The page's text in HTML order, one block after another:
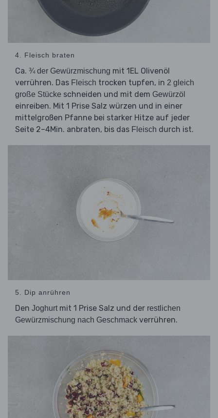
4. Fleisch braten
Ca. ¾ der Gewürzmischung mit 1EL Olivenöl
verrühren. Das Fleisch trocken tupfen, in 2 gleich
große Stücke schneiden und mit dem Gewürzöl
einreiben. Mit 1 Prise Salz würzen und in einer
mittelgroßen Pfanne bei starker Hitze auf jeder
Seite 2–4Min. anbraten, bis das Fleisch durch ist.
5. Dip anrühren
Den Joghurtmit 1 Prise Salz und der restlichen
Gewürzmischung nach Geschmack verrühren.